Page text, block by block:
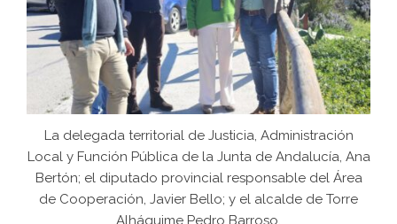
La delegada territorial de Justicia, Administración
Local y Función Pública de la Junta de Andalucía, Ana
Bertón; el diputado provincial responsable del Área
de Cooperación, Javier Bello; y el alcalde de Torre
Alháquime Pedro Barroso.